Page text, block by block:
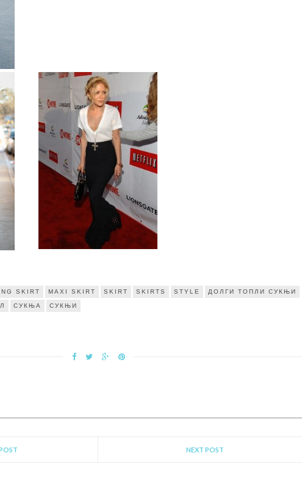
SKIRT MAXI SKIRT SKIRT SKIRTS STYLE ДОЛГИ ТОПЛИ СУКЊИ
СУКЊА СУКЊИ
NEXT POST